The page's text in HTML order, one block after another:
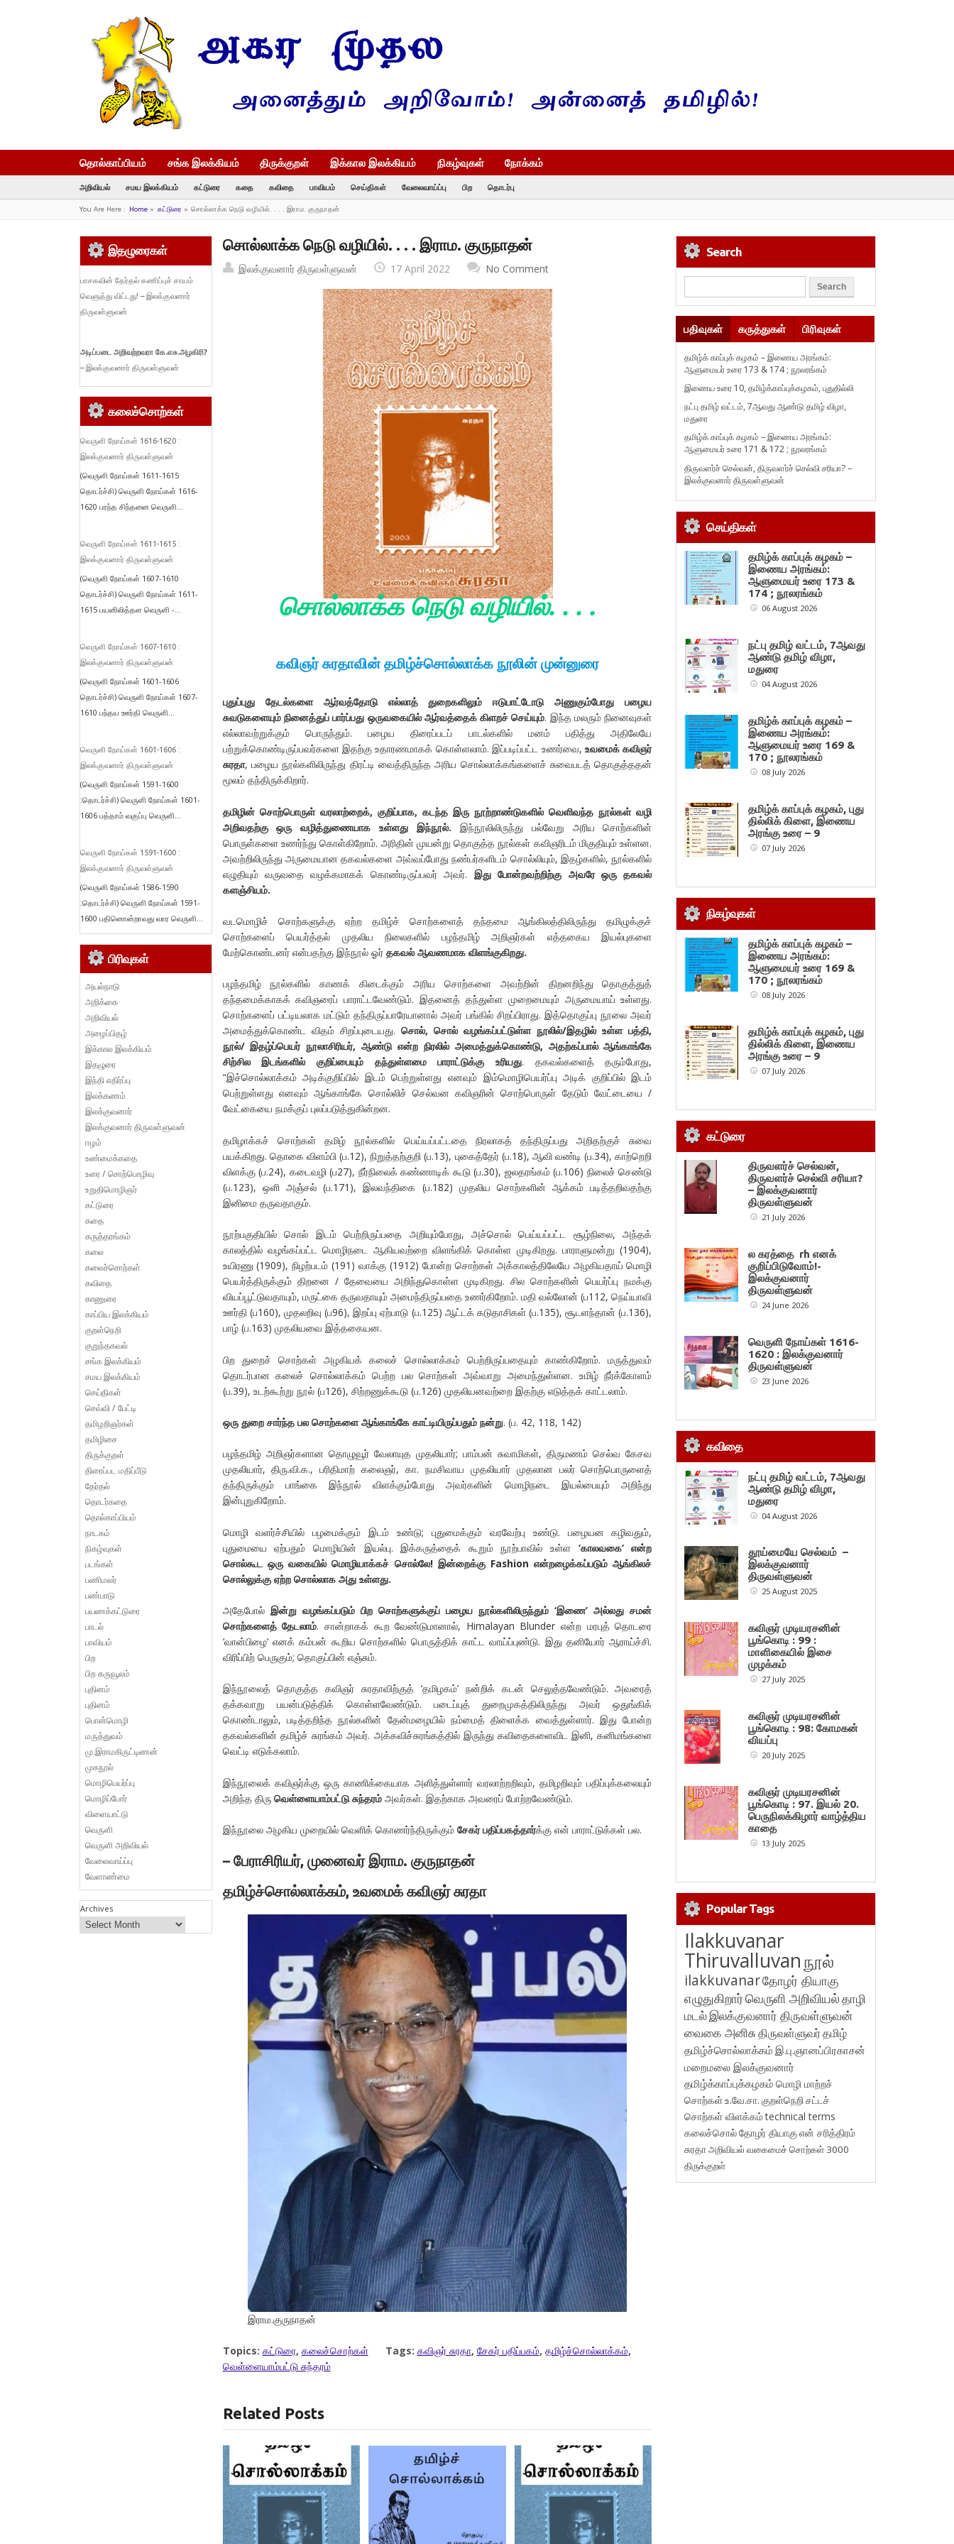
தொல்காப்பியம் சங்க இலக்கியம் திருக்குறள் இக்கால இலக்கியம் நிகழ்வுகள் நோக்கம்
அறிவியல் சமய இலக்கியம் கட்டுரை கதை கவிதை பாவியம் செய்திகள் வேலைவாய்ப்பு பிற தொடர்பு
You Are Here : Home» கட்டுரை » சொல்லாக்க நெடு வழியில். . . . இராம. குருநாதன்
சொல்லாக்க நெடு வழியில். . . . இராம. குருநாதன்
இலக்குவனார் திருவள்ளுவன் 17 April 2022 No Comment
சொல்லாக்க நெடு வழியில். . . .
கவிஞர் சுரதாவின் தமிழ்ச்சொல்லாக்க நூலின் முன்னுரை
புதுப்புது தேடல்களை ஆர்வத்தோடு எல்லாத் துறைகளிலும் ஈடுபாட்டோடு அணுகும்போது பழைய
சுவடுகளையும் நினைத்துப் பார்ப்பது ஒருவகையில் ஆர்வத்தைக் கிளறச் செய்யும். இந்த மலரும் நினைவுகள்
எல்லாவற்றுக்கும் பொருந்தும். பழைய திரைப்படப் பாடல்களில் மனம் பதித்து அதிலேயே
பற்றுக்கொண்டிருப்பவர்களை இதற்கு உதாரணமாகக் கொள்ளலாம். இப்படிப்பட்ட உணர்வை, உவமைக் கவிஞர்
சுரதா, பழைய நூல்களிலிருந்து திரட்டி வைத்திருந்த அரிய சொல்லாக்கங்களைச் சுவைபடத் தொகுத்ததன்
மூலம் தந்திருக்கிறார்.
தமிழின் சொற்பொருள் வரலாற்றைக், குறிப்பாக, கடந்த இரு நூற்றாண்டுகளில் வெளிவந்த நூல்கள் வழி
அறிவதற்கு ஒரு வழித்துணையாக உள்ளது இந்நூல். இந்நூலிலிருந்து பல்வேறு அரிய சொற்களின்
பொருள்களை உணர்ந்து கொள்கிறோம். அரிதின் முயன்று தொகுத்த நூல்கள் கவிஞரிடம் மிகுதியும் உள்ளன.
அவற்றிலிருந்து அருமையான தகவல்களை அவ்வப்போது நண்பர்களிடம் சொல்லியும், இதழ்களில், நூல்களில்
எழுதியும் வருவதை வழக்கமாகக் கொண்டிருப்பவர் அவர். இது போன்றவற்றிற்கு அவரே ஒரு தகவல்
களஞ்சியம்.
வடமொழிச் சொற்களுக்கு ஏற்ற தமிழ்ச் சொற்களைத் தந்தமை ஆங்கிலத்திலிருந்து தமிழுக்குச்
சொற்களைப் பெயர்த்தல் முதலிய நிலைகளில் பழந்தமிழ் அறிஞர்கள் எத்தகைய இயல்புகளை
மேற்கொண்டனர் என்பதற்கு இந்நூல் ஓர் தகவல் ஆவணமாக விளங்குகிறது.
பழந்தமிழ் நூல்களில் காணக் கிடைக்கும் அரிய சொற்களை அவற்றின் திறனறிந்து தொகுத்துத்
தந்தமைக்காகக் கவிஞரைப் பாராட்டவேண்டும். இதனைத் தந்துள்ள முறைமையும் அருமையாய்உள்ளது.
சொற்களைப் பட்டியலாக மட்டும் தந்திருப்பாரேயானால் அவர் பங்கில் சிறப்பிராது. இத்தொகுப்பு நூலை அவர்
அமைத்துக்கொண்ட விதம் சிறப்புடையது. சொல், சொல் வழங்கப்பட்டுள்ள நூலில்/இதழில் உள்ள பத்தி,
நூல்/ இதழ்ப்பெயர் நூலாசிரியர், ஆண்டு என்ற நிரலில் அமைத்துக்கொண்டு, அதற்கப்பால் ஆங்காங்கே
சிற்சில இடங்களில் குறிப்பையும் தந்துள்ளமை பாராட்டுக்கு உரியது. தகவல்களைத் தரும்போது,
“இச்சொல்லாக்கம் அடிக்குறிப்பில் இடம் பெற்றுள்ளது எனவும் இம்மொழிபெயர்ப்பு அடிக் குறிப்பில் இடம்
பெற்றுள்ளது எனவும் ஆங்காங்கே சொல்லிச் செல்வன கவிஞரின் சொற்பொருள் தேடும் வேட்டையை /
வேட்கையை நமக்குப் புலப்படுத்துகின்றன.
தமிழாக்கச் சொற்கள் தமிழ் நூல்களில் பெய்யப்பட்டதை நிரலாகத் தந்திருப்பது அறிதற்குச் சுவை
பயக்கிறது. தொகை விளம்பி (ப.12), நிறுத்தற்குறி (ப.13), புகைத்தேர் (ப.18), ஆவி வண்டி (ப.34), காற்றெறி
விளக்கு (ப.24), கடைவழி (ப27), நீர்நிலைக் கண்ணாடிக் கூடு (ப.30), ஜலதரங்கம் (ப.106) நிலைச் செண்டு
(ப.123), ஒளி அஞ்சல் (ப.171), இலவந்திகை (ப.182) முதலிய சொற்களின் ஆக்கம் படித்தறிவதற்கு
இனிமை தருவதாகும்.
நூற்பகுதியில் சொல் இடம் பெற்றிருப்பதை அறியும்போது, அச்சொல் பெய்யப்பட்ட சூழ்நிலை, அந்தக்
காலத்தில் வழங்கப்பட்ட மொழிநடை ஆகியவற்றை விளங்கிக் கொள்ள முடிகிறது. பாராளுமன்று (1904),
உயிரணு (1909), நிழற்படம் (191) வாக்கு (1912) போன்ற சொற்கள் அக்காலத்திலேயே அழகியதாய் மொழி
பெயர்த்திருக்கும் திறனை / தேவையை அறிந்துகொள்ள முடிகிறது. சில சொற்களின் பெயர்ப்பு நமக்கு
வியப்பூட்டுவதாயும், மருட்கை தருவதாயும் அமைந்திருப்பதை உணர்கிறோம். மதி வல்லோன் (ப112, நெய்யாவி
ஊர்தி (ப160), முதலறிவு (ப96), இறப்பு ஏற்பாடு (ப.125) ஆட்டக் கடுதாசிகள் (ப.135), சூடளந்தான் (ப.136),
பாழ் (ப.163) முதலியவை இத்தகையன.
பிற துறைச் சொற்கள் அழகியக் கலைச் சொல்லாக்கம் பெற்றிருப்பதையும் காண்கிறோம். மருத்துவம்
தொடர்பான கலைச் சொல்லாக்கம் பெற்ற பல சொற்கள் அவ்வாறு அமைந்துள்ளன. உமிழ் நீர்க்கோளம்
(ப.39), உடற்கூற்று நூல் (ப126), சிற்றணுக்கூடு (ப.126) முதலியனவற்றை இதற்கு எடுத்தக் காட்டலாம்.
ஒரு துறை சார்ந்த பல சொற்களை ஆங்காங்கே காட்டியிருப்பதும் நன்று. (ப. 42, 118, 142)
பழந்தமிழ் அறிஞர்களான தொழுவூர் வேலாயுத முதலியார்; பாம்பன் சுவாமிகள், திருமணம் செல்வ கேசவ
முதலியார், திரு.வி.க., பரிதிமாற் கலைஞர், கா. நமசிவாய முதலியார் முதலான பலர் சொற்பொருளைத்
தந்திருக்கும் பாங்கை இந்நூல் விளக்கும்போது அவர்களின் மொழிநடை இயல்பையும் அறிந்து
இன்புறுகிறோம்.
மொழி வளர்ச்சியில் பழமைக்கும் இடம் உண்டு; புதுமைக்கும் வரவேற்பு உண்டு. பழையன கழிவதும்,
புதுமையை ஏற்பதும் மொழியின் இயல்பு. இக்கருத்தைக் கூறும் நூற்பாவில் உள்ள ‘காலவகை‘ என்ற
சொல்கூட ஒரு வகையில் மொழியாக்கச் சொல்லே! இன்றைக்கு Fashion என்றழைக்கப்படும் ஆங்கிலச்
சொல்லுக்கு ஏற்ற சொல்லாக அது உள்ளது.
அதேபோல் இன்று வழங்கப்படும் பிற சொற்களுக்குப் பழைய நூல்களிலிருந்தும் ‘இணை’ அல்லது சமன்
சொற்களைத் தேடலாம். சான்றாகக் கூற வேண்டுமானால், Himalayan Blunder என்ற மரபுத் தொடரை
‘வான்பிழை‘ எனக் கம்பன் கூறிய சொற்களில் பொருத்திக் காட்ட வாய்ப்புண்டு. இது தனியோர் ஆராய்ச்சி.
விரிப்பிற் பெருகும்; தொகுப்பின் எஞ்சும்.
இந்நூலைத் தொகுத்த கவிஞர் சுரதாவிற்குத் ‘தமிழகம்’ நன்றிக் கடன் செலுத்தவேண்டும். அவரைத்
தக்கவாறு பயன்படுத்திக் கொள்ளவேண்டும். படைப்புத் துறைமுகத்திலிருந்து அவர் ஒதுங்கிக்
கொண்டாலும், படித்தறிந்த நூல்களின் தேன்மழையில் நம்மைத் திளைக்க வைத்துள்ளார். இது போன்ற
தகவல்களின் தமிழ்ச் சுரங்கம் அவர். அக்கவிச்சுரங்கத்தில் இருந்து கவிதைகளைவிட இனி, கனிமங்களை
வெட்டி எடுக்கலாம்.
இந்நூலைக் கவிஞர்க்கு ஒரு காணிக்கையாக அளித்துள்ளார் வரலாற்றறிவும், தமிழறிவும் பதிப்புக்கலையும்
அறிந்த திரு வெள்ளையாம்பட்டு சுந்தரம்அவர்கள். இதற்காக அவரைப் போற்றவேண்டும்.
இந்நூலை அழகிய முறையில் வெளிக் கொணர்ந்திருக்கும் சேகர் பதிப்பகத்தார்க்கு என் பாராட்டுக்கள் பல.
– பேராசிரியர், முனைவர் இராம. குருநாதன்
தமிழ்ச்சொல்லாக்கம், உவமைக் கவிஞர் சுரதா
இராம.குருநாதன்
Topics: கட்டுரை, கலைச்சொற்கள் Tags: கவிஞர் சுரதா, சேகர் பதிப்பகம், தமிழ்ச்சொல்லாக்கம்,
வெள்ளையாம்பட்டு சுந்தரம்
Related Posts
இதழுரைகள்
பாசகவின் தேர்தல் கணிப்புச் சாயம்
வெளுத்து விட்டது! – இலக்குவனார்
திருவள்ளுவன்
அடிப்படை அறிவற்றவரா கே.எசு.அழகிரி?
– இலக்குவனார் திருவள்ளுவன்
கலைச்சொற்கள்
வெருளி நோய்கள் 1616-1620 :
இலக்குவனார் திருவள்ளுவன்
(வெருளி நோய்கள் 1611-1615
தொடர்ச்சி) வெருளி நோய்கள் 1616-
1620 பரந்த சிந்தனை வெருளி...
வெருளி நோய்கள் 1611-1615 :
இலக்குவனார் திருவள்ளுவன்
(வெருளி நோய்கள் 1607-1610
தொடர்ச்சி) வெருளி நோய்கள் 1611-
1615 பயனிலித்தள வெருளி -...
வெருளி நோய்கள் 1607-1610 :
இலக்குவனார் திருவள்ளுவன்
(வெருளி நோய்கள் 1601-1606
தொடர்ச்சி) வெருளி நோய்கள் 1607-
1610 பந்தய ஊர்தி வெருளி...
வெருளி நோய்கள் 1601-1606 :
இலக்குவனார் திருவள்ளுவன்
(வெருளி நோய்கள் 1591-1600
:தொடர்ச்சி) வெருளி நோய்கள் 1601-
1606 பத்தாம் வகுப்பு வெருளி...
வெருளி நோய்கள் 1591-1600 :
இலக்குவனார் திருவள்ளுவன்
(வெருளி நோய்கள் 1586-1590
:தொடர்ச்சி) வெருளி நோய்கள் 1591-
1600 பதினொன்றாவது வார வெருளி...
பிரிவுகள்
அயல்நாடு
அறிக்கை
அறிவியல்
அழைப்பிதழ்
இக்கால இலக்கியம்
இதழுரை
இந்தி எதிர்ப்பு
இலக்கணம்
இலக்குவனார்
இலக்குவனார் திருவள்ளுவன்
ஈழம்
உண்மைக்கதை
உரை / சொற்பொழிவு
உறுதிமொழிஞர்
கட்டுரை
கதை
கருத்தரங்கம்
கலை
கலைச்சொற்கள்
கவிதை
காணுரை
காப்பிய இலக்கியம்
குறள்நெறி
குறுந்தகவல்
சங்க இலக்கியம்
சமய இலக்கியம்
செய்திகள்
செவ்வி / பேட்டி
தமிழறிஞர்கள்
தமிழிசை
திருக்குறள்
திரைப்பட மதிப்பீடு
தேர்தல்
தொடர்கதை
தொல்காப்பியம்
நாடகம்
நிகழ்வுகள்
படங்கள்
பணிமலர்
பண்பாடு
பயணக்கட்டுரை
பாடல்
பாவியம்
பிற
பிற கருவூலம்
புதினம்
புதினம்
பொன்மொழி
மருத்துவம்
மு.இராமகிருட்டிணன்
முகநூல்
மொழிபெயர்ப்பு
மொழிப்போர்
விளையாட்டு
வெருளி
வெருளி அறிவியல்
வேலைவாய்ப்பு
வேளாண்மை
Archives
Search
பதிவுகள் கருத்துகள் பிரிவுகள்
தமிழ்க் காப்புக் கழகம் – இணைய அரங்கம்:
ஆளுமையர் உரை 173 & 174 ; நூலரங்கம்
இணைய உரை 10, தமிழ்க்காப்புக்கழகம், புதுதில்லி
நட்பு தமிழ் வட்டம், 7ஆவது ஆண்டு தமிழ் விழா,
மதுரை
தமிழ்க் காப்புக் கழகம் – இணைய அரங்கம்:
ஆளுமையர் உரை 171 & 172 ; நூலரங்கம்
திருவளர்ச் செல்வன், திருவளர்ச் செல்வி சரியா? –
இலக்குவனார் திருவள்ளுவன்
செய்திகள்
தமிழ்க் காப்புக் கழகம் –
இணைய அரங்கம்:
ஆளுமையர் உரை 173 &
174 ; நூலரங்கம்
06 August 2026
நட்பு தமிழ் வட்டம், 7ஆவது
ஆண்டு தமிழ் விழா,
மதுரை
04 August 2026
தமிழ்க் காப்புக் கழகம் –
இணைய அரங்கம்:
ஆளுமையர் உரை 169 &
170 ; நூலரங்கம்
08 July 2026
தமிழ்க் காப்புக் கழகம், புது
தில்லிக் கிளை, இணைய
அரங்கு உரை – 9
07 July 2026
நிகழ்வுகள்
தமிழ்க் காப்புக் கழகம் –
இணைய அரங்கம்:
ஆளுமையர் உரை 169 &
170 ; நூலரங்கம்
08 July 2026
தமிழ்க் காப்புக் கழகம், புது
தில்லிக் கிளை, இணைய
அரங்கு உரை – 9
07 July 2026
கட்டுரை
திருவளர்ச் செல்வன்,
திருவளர்ச் செல்வி சரியா?
– இலக்குவனார்
திருவள்ளுவன்
21 July 2026
ல கரத்தை rh எனக்
குறிப்பிடுவோம்!-
இலக்குவனார்
திருவள்ளுவன்
24 June 2026
வெருளி நோய்கள் 1616-
1620 : இலக்குவனார்
திருவள்ளுவன்
23 June 2026
கவிதை
நட்பு தமிழ் வட்டம், 7ஆவது
ஆண்டு தமிழ் விழா,
மதுரை
04 August 2026
தூய்மையே செல்வம் –
இலக்குவனார்
திருவள்ளுவன்
25 August 2025
கவிஞர் முடியரசனின்
பூங்கொடி : 99 :
மாளிகையில் இசை
முழக்கம்
27 July 2025
கவிஞர் முடியரசனின்
பூங்கொடி : 98: கோமகன்
வியப்பு
20 July 2025
கவிஞர் முடியரசனின்
பூங்கொடி : 97. இயல் 20.
பெருநிலக்கிழார் வாழ்த்திய
காதை
13 July 2025
Popular Tags
Ilakkuvanar
Thiruvalluvanநூல்
ilakkuvanarதோழர் தியாகு
எழுதுகிறார்வெருளி அறிவியல்தாழி
மடல்இலக்குவனார் திருவள்ளுவன்
வைகை அனிசுதிருவள்ளுவர்தமிழ்
தமிழ்ச்சொல்லாக்கம் இ.பு.ஞானப்பிரகாசன்
மறைமலை இலக்குவனார்
தமிழ்க்காப்புக்கழகம் மொழி மாற்றச்
சொற்கள்உ.வே.சா. குறள்நெறி சட்டச்
சொற்கள் விளக்கம்technical terms
கலைச்சொல்தோழர் தியாகுஎன் சரித்திரம்
சுரதாஅறிவியல் வகைமைச் சொற்கள் 3000
திருக்குறள்